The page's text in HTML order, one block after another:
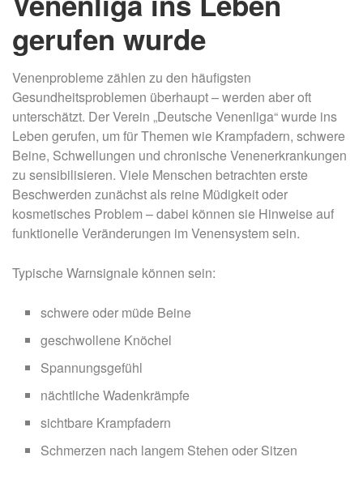
gerufen wurde
Venenprobleme zählen zu den häufigsten
Gesundheitsproblemen überhaupt – werden aber oft
unterschätzt. Der Verein „Deutsche Venenliga“ wurde ins
Leben gerufen, um für Themen wie Krampfadern, schwere
Beine, Schwellungen und chronische Venenerkrankungen
zu sensibilisieren. Viele Menschen betrachten erste
Beschwerden zunächst als reine Müdigkeit oder
kosmetisches Problem – dabei können sie Hinweise auf
funktionelle Veränderungen im Venensystem sein.
Typische Warnsignale können sein:
schwere oder müde Beine
geschwollene Knöchel
Spannungsgefühl
nächtliche Wadenkrämpfe
sichtbare Krampfadern
Schmerzen nach langem Stehen oder Sitzen